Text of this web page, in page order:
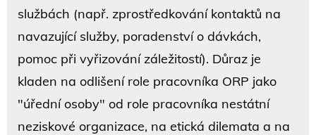
službách (např. zprostředkování kontaktů na
navazující služby, poradenství o dávkách,
pomoc při vyřizování záležitostí). Důraz je
kladen na odlišení role pracovníka ORP jako
"úřední osoby" od role pracovníka nestátní
neziskové organizace, na etická dilemata a na